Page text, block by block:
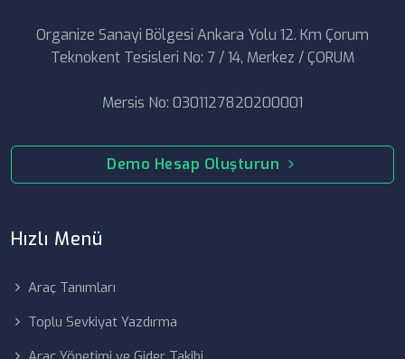
Organize Sanayi Bölgesi Ankara Yolu 12. Km Çorum
Teknokent Tesisleri No: 7 / 14, Merkez / ÇORUM
Mersis No: 0301127820200001
Demo Hesap Oluşturun
Hızlı Menü
Araç Tanımları
Toplu Sevkiyat Yazdırma